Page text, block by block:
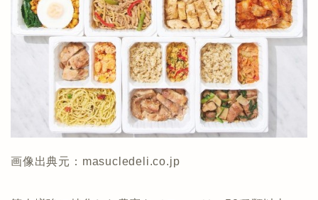
画像出典元：masucledeli.co.jp